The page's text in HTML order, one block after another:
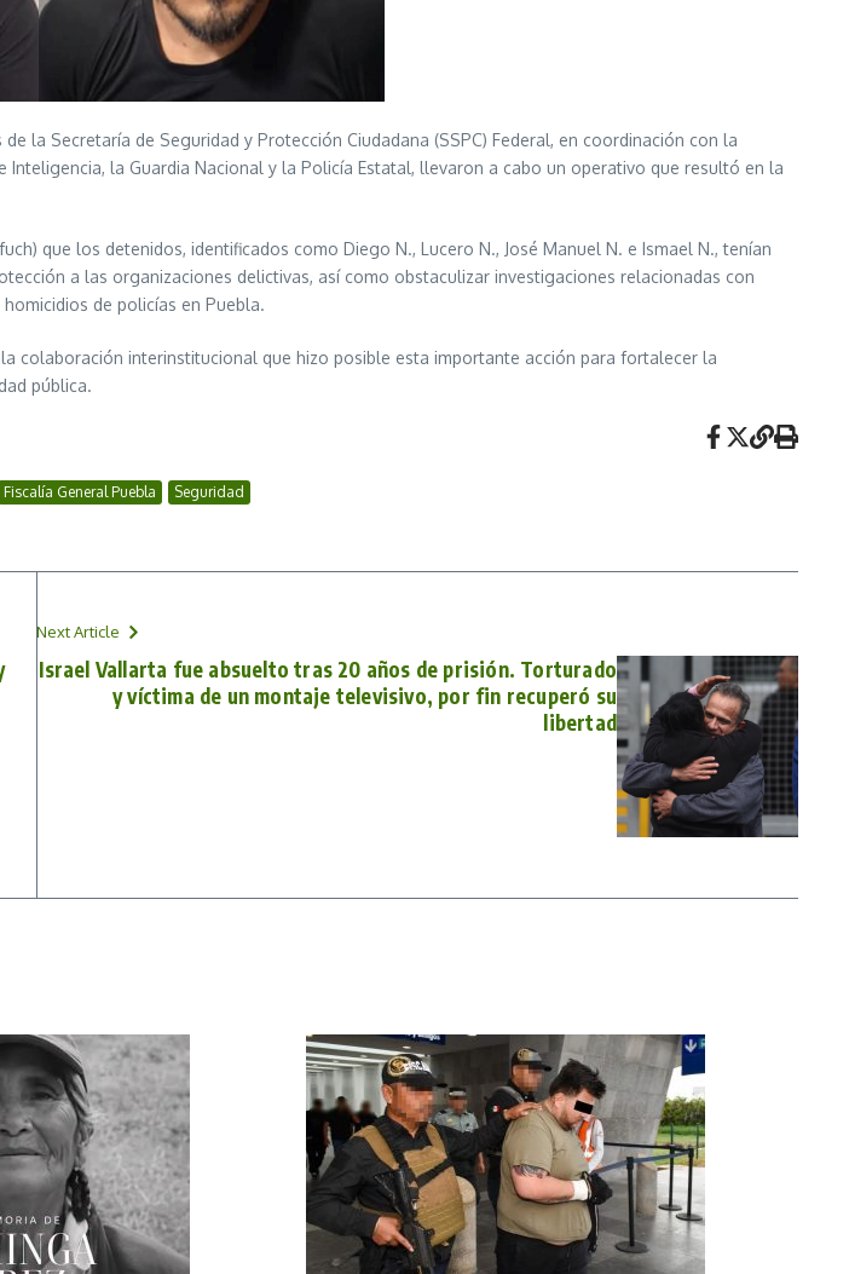
la Secretaría de Seguridad y Protección Ciudadana (SSPC) Federal, en coordinación con la
Inteligencia, la Guardia Nacional y la Policía Estatal, llevaron a cabo un operativo que resultó en la
que los detenidos, identificados como Diego N., Lucero N., José Manuel N. e Ismael N., tenían
a las organizaciones delictivas, así como obstaculizar investigaciones relacionadas con
de policías en Puebla.
colaboración interinstitucional que hizo posible esta importante acción para fortalecer la
pública.
Fiscalía General Puebla Seguridad
Next Article
Israel Vallarta fue absuelto tras 20 años de prisión. Torturado
y víctima de un montaje televisivo, por fin recuperó su
libertad